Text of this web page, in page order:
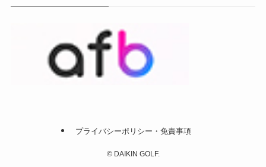
プライバシーポリシー・免責事項
©DAIKIN GOLF.